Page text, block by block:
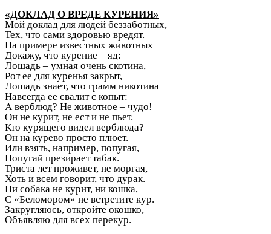
«ДОКЛАД О ВРЕДЕ КУРЕНИЯ»
Мой доклад для людей беззаботных,
Тех, что сами здоровью вредят.
На примере известных животных
Докажу, что курение – яд:
Лошадь – умная очень скотина,
Рот ее для куренья закрыт,
Лошадь знает, что грамм никотина
Навсегда ее свалит с копыт:
А верблюд? Не животное – чудо!
Он не курит, не ест и не пьет.
Кто курящего видел верблюда?
Он на курево просто плюет.
Или взять, например, попугая,
Попугай презирает табак.
Триста лет проживет, не моргая,
Хоть и всем говорит, что дурак.
Ни собака не курит, ни кошка,
С «Беломором» не встретите кур.
Закругляюсь, откройте окошко,
Объявляю для всех перекур.